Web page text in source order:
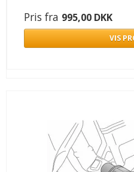
Pris fra 995,00 DKK
VIS